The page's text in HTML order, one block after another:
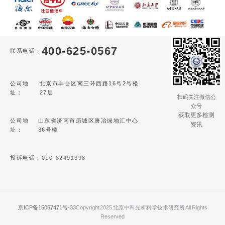
联系电话： 400-625-0567
公司地
址：
北京市丰台区南三环西路16号2号楼
27层
公司地
址：
山东省济南市历城区唐冶绿地汇中心
36号楼
投诉电话： 010-82491398
扫码关注微信公
众号
获取更多检测
资讯
京ICP备15067471号-33Copyright 2025 北京中科光析科学技术研究所 All Rights
Reserved